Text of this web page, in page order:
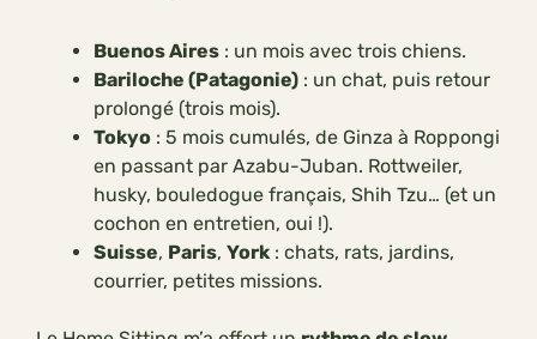
Buenos Aires : un mois avec trois chiens.
Bariloche (Patagonie) : un chat, puis retour
prolongé (trois mois).
Tokyo : 5 mois cumulés, de Ginza à Roppongi
en passant par Azabu-Juban. Rottweiler,
husky, bouledogue français, Shih Tzu… (et un
cochon en entretien, oui !).
Suisse, Paris, York : chats, rats, jardins,
courrier, petites missions.